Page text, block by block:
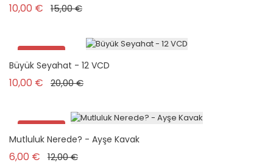
10,00 € Prix de base
15,00 €Prix
Promo !
Büyük Seyahat - 12 VCD
10,00 € Prix de base
20,00 €Prix
Promo !
Mutluluk Nerede? - Ayşe Kavak
6,00 € Prix de base
12,00 €Prix